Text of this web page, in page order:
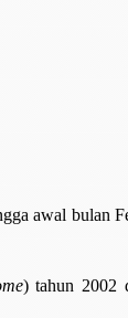
awal bulan
) tahun 2002